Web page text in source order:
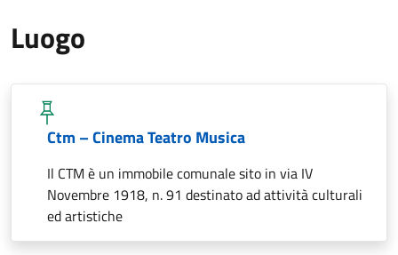
Luogo
Ctm – Cinema Teatro Musica
Il CTM è un immobile comunale sito in via IV
Novembre 1918, n. 91 destinato ad attività culturali
ed artistiche